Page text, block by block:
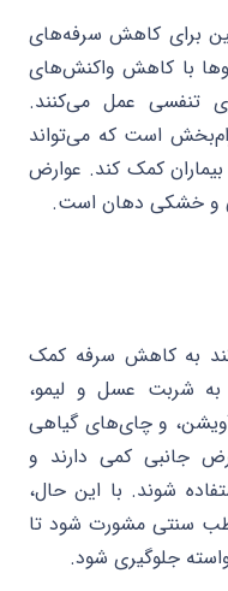
برای کاهش سرفه‌های
با کاهش واکنش‌های
تنفسی عمل می‌کنند.
است که می‌تواند
کمک کند. عوارض
و خشکی دهان است.
به کاهش سرفه کمک
به شربت عسل و لیمو،
آویشن، و چای‌های گیاهی
جانبی کمی دارند و
شوند. با این حال،
سنتی مشورت شود تا
جلوگیری شود.